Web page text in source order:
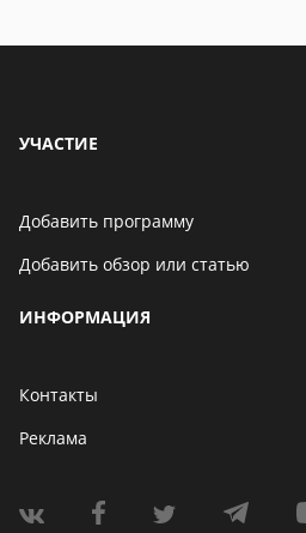
УЧАСТИЕ
Добавить программу
Добавить обзор или статью
ИНФОРМАЦИЯ
Контакты
Реклама